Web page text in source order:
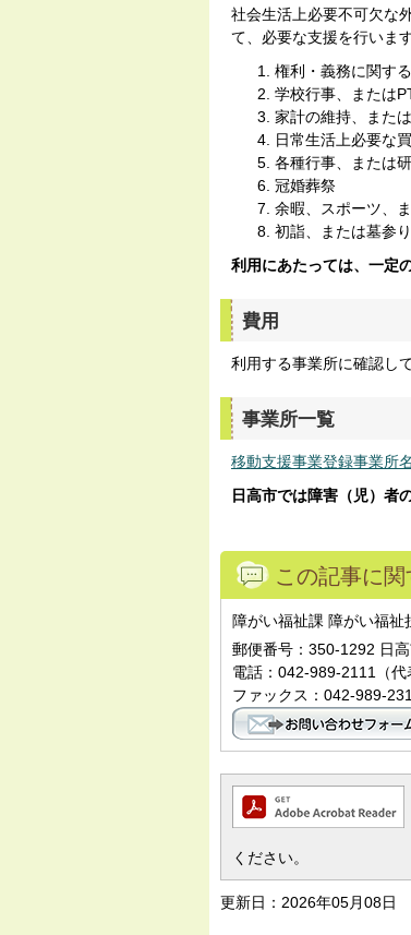
社会生活上必要不可欠な
て、必要な支援を行います
権利・義務に関す
学校行事、または
家計の維持、また
日常生活上必要な
各種行事、または
冠婚葬祭
余暇、スポーツ、
初詣、または墓参
利用にあたっては、一定
費用
利用する事業所に確認し
事業所一覧
移動支援事業登録事業所
日高市では障害（児）者
この記事に
障がい福祉課 障がい福祉
郵便番号：350-1292 日
電話：042-989-2111（代
ファックス：042-989-
ください。
更新日：2026年05月08日